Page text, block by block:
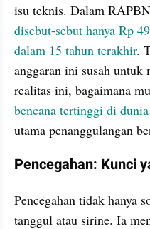
isu teknis. Dalam
disebut-sebut hanya Rp
dalam 15 tahun terakhir.
anggaran ini susah
realitas ini, bagaimana
bencana tertinggi di dunia
utama penanggulangan
Pencegahan: Kunci
Pencegahan tidak hanya
tanggul atau sirine. Ia